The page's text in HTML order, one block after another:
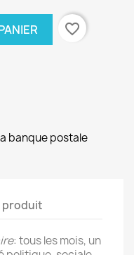
favorite_border
banque postale
produit
: tous les mois, un